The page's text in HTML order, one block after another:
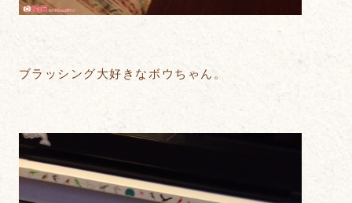
ブラッシング大好きなボウちゃん。